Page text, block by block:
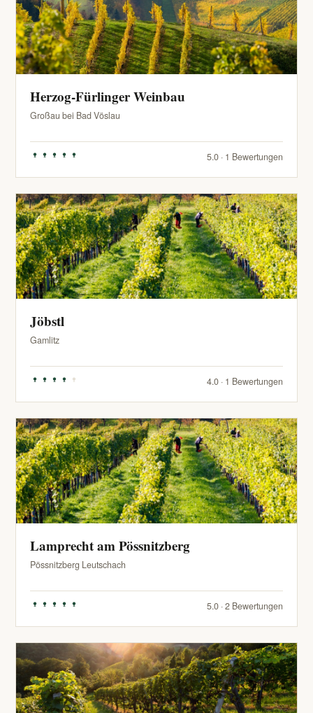
Herzog-Fürlinger Weinbau
Großau bei Bad Vöslau
5.0 · 1 Bewertungen
Jöbstl
Gamlitz
4.0 · 1 Bewertungen
Lamprecht am Pössnitzberg
Pössnitzberg Leutschach
5.0 · 2 Bewertungen